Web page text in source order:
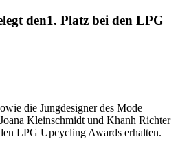
den1. Platz bei den LPG
die Jungdesigner des Mode
Joana Kleinschmidt und Khanh Richter
LPG Upcycling Awards erhalten.